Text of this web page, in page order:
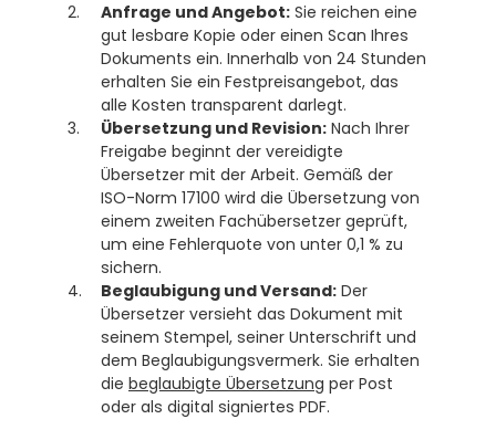
Anfrage und Angebot: Sie reichen eine
gut lesbare Kopie oder einen Scan Ihres
Dokuments ein. Innerhalb von 24 Stunden
erhalten Sie ein Festpreisangebot, das
alle Kosten transparent darlegt.
Übersetzung und Revision: Nach Ihrer
Freigabe beginnt der vereidigte
Übersetzer mit der Arbeit. Gemäß der
ISO-Norm 17100 wird die Übersetzung von
einem zweiten Fachübersetzer geprüft,
um eine Fehlerquote von unter 0,1 % zu
sichern.
Beglaubigung und Versand: Der
Übersetzer versieht das Dokument mit
seinem Stempel, seiner Unterschrift und
dem Beglaubigungsvermerk. Sie erhalten
die beglaubigte Übersetzung per Post
oder als digital signiertes PDF.